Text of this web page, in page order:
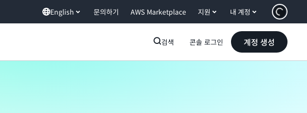
English 문의하기 AWS Marketplace 지원 내 계정
검색 콘솔 로그인 계정 생성